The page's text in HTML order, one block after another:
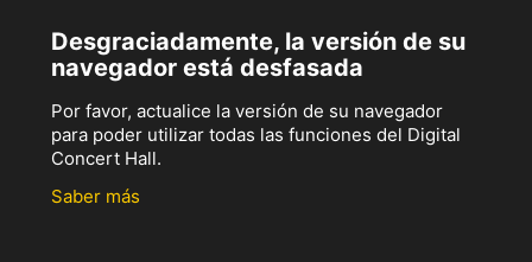
Desgraciadamente, la versión de su
navegador está desfasada
Por favor, actualice la versión de su navegador
para poder utilizar todas las funciones del Digital
Concert Hall.
Saber más